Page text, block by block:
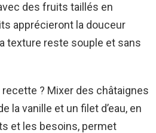
des fruits taillés en
apprécieront la douceur
texture reste souple et sans
? Mixer des châtaignes
la vanille et un filet d’eau, en
et les besoins, permet